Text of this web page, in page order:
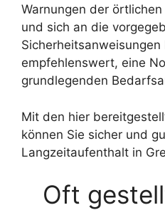
Warnungen der
und sich an die
Sicherheitsanweisungen
empfehlenswert, eine
grundlegenden
Mit den hier
können Sie sicher und
Langzeitaufenthalt in
Oft